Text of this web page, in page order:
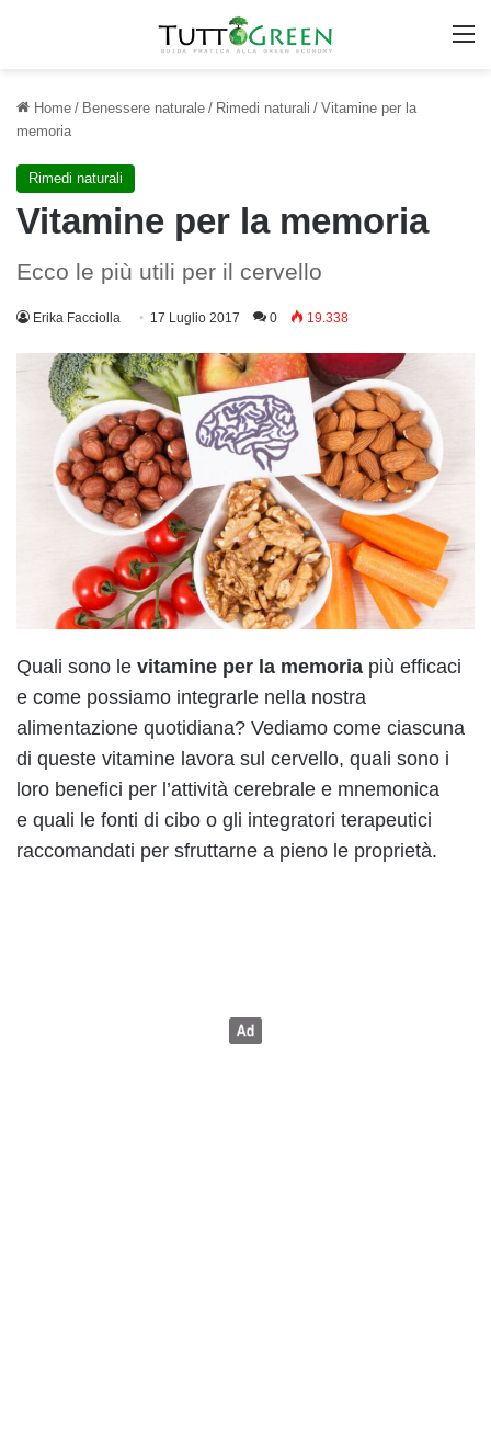
Home / Benessere naturale / Rimedi naturali / Vitamine per la
memoria
Rimedi naturali
Vitamine per la memoria
Ecco le più utili per il cervello
Erika Facciolla 17 Luglio 2017 0 19.338
Quali sono le vitamine per la memoria più efficaci
e come possiamo integrarle nella nostra
alimentazione quotidiana? Vediamo come ciascuna
di queste vitamine lavora sul cervello, quali sono i
loro benefici per l’attività cerebrale e mnemonica
e quali le fonti di cibo o gli integratori terapeutici
raccomandati per sfruttarne a pieno le proprietà.